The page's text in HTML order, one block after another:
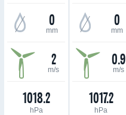
0
mm
2
m/s
1018.2
hPa
0
mm
0.9
m/s
1017.2
hPa